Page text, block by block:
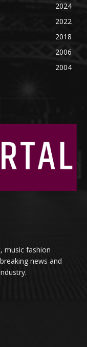
2024
2022
2018
2006
2004
music fashion
news and